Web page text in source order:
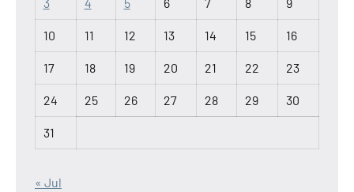
3 4 5 6 7 8 9
10 11 12 13 14 15 16
17 18 19 20 21 22 23
24 25 26 27 28 29 30
31
« Jul